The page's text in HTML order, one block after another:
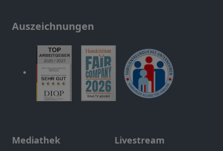
Auszeichnungen
Mediathek Livestream